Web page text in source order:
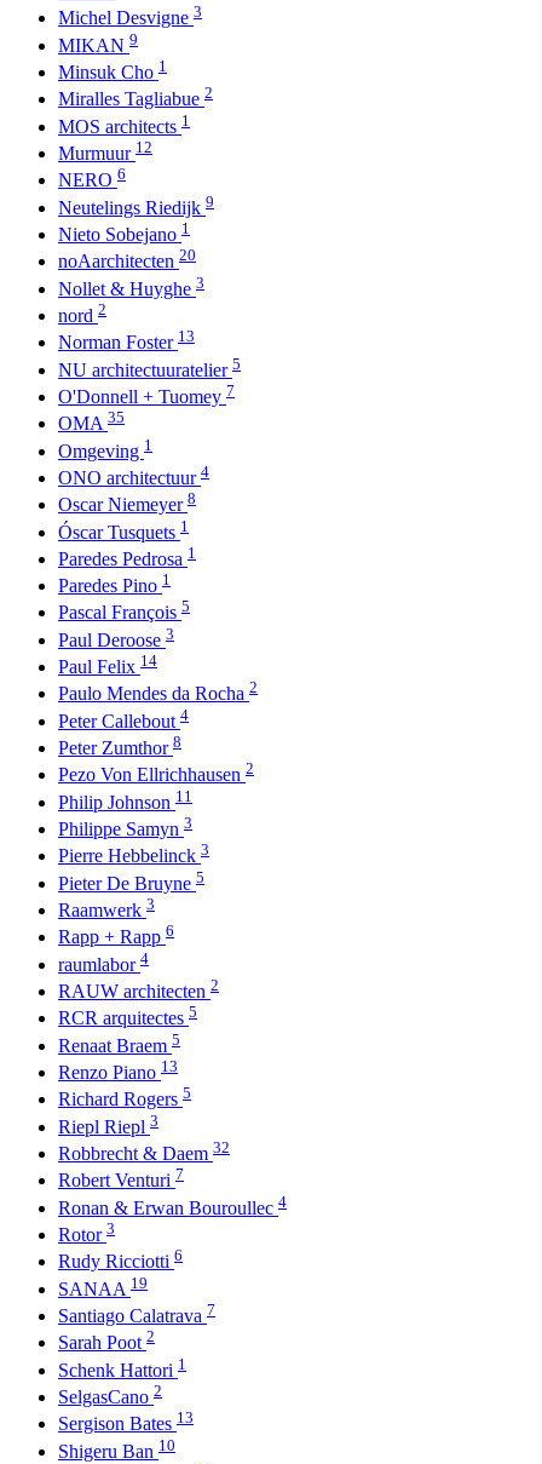
Michel Desvigne 3
MIKAN 9
Minsuk Cho 1
Miralles Tagliabue 2
MOS architects 1
Murmuur 12
NERO 6
Neutelings Riedijk 9
Nieto Sobejano 1
noAarchitecten 20
Nollet & Huyghe 3
nord 2
Norman Foster 13
NU architectuuratelier 5
O'Donnell + Tuomey 7
OMA 35
Omgeving 1
ONO architectuur 4
Oscar Niemeyer 8
Óscar Tusquets 1
Paredes Pedrosa 1
Paredes Pino 1
Pascal François 5
Paul Deroose 3
Paul Felix 14
Paulo Mendes da Rocha 2
Peter Callebout 4
Peter Zumthor 8
Pezo Von Ellrichhausen 2
Philip Johnson 11
Philippe Samyn 3
Pierre Hebbelinck 3
Pieter De Bruyne 5
Raamwerk 3
Rapp + Rapp 6
raumlabor 4
RAUW architecten 2
RCR arquitectes 5
Renaat Braem 5
Renzo Piano 13
Richard Rogers 5
Riepl Riepl 3
Robbrecht & Daem 32
Robert Venturi 7
Ronan & Erwan Bouroullec 4
Rotor 3
Rudy Ricciotti 6
SANAA 19
Santiago Calatrava 7
Sarah Poot 2
Schenk Hattori 1
SelgasCano 2
Sergison Bates 13
Shigeru Ban 10